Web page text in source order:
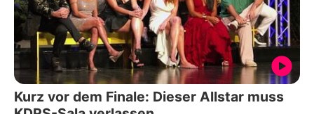
Kurz vor dem Finale: Dieser Allstar muss